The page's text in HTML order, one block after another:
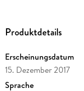
Produktdetails
Erscheinungsdatum
15. Dezember 2017
Sprache